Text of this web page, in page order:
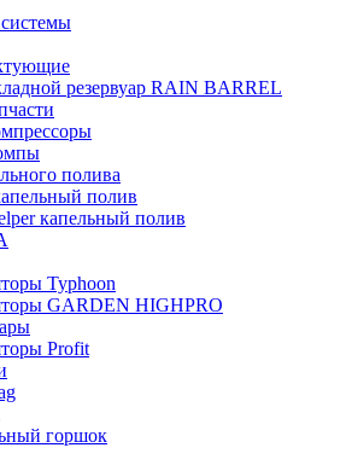
резервуар RAIN BARREL
полива
полив
капельный полив
Typhoon
GARDEN HIGHPRO
Profit
горшок